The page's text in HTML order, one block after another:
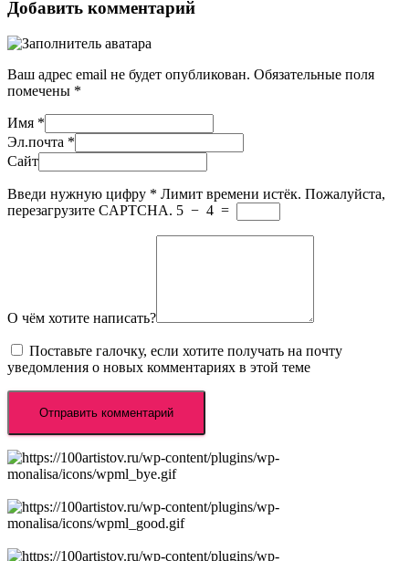
Добавить комментарий
Ваш адрес email не будет опубликован. Обязательные поля
помечены *
Имя *
Эл.почта *
Сайт
Введи нужную цифру * Лимит времени истёк. Пожалуйста,
перезагрузите CAPTCHA. 5 − 4 =
О чём хотите написать?
Поставьте галочку, если хотите получать на почту
уведомления о новых комментариях в этой теме